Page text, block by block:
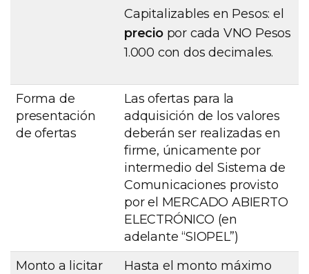
Capitalizables en Pesos: el
preciopor cada VNO Pesos
1.000 con dos decimales.
Forma de
presentación
de ofertas
Las ofertas para la
adquisición de los valores
deberán ser realizadas en
firme, únicamente por
intermedio del Sistema de
Comunicaciones provisto
por el MERCADO ABIERTO
ELECTRÓNICO (en
adelante “SIOPEL”)
Monto a licitar
Hasta el monto máximo